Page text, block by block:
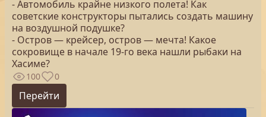
- Автомобиль крайне низкого полета! Как
советские конструкторы пытались создать машину
на воздушной подушке?
- Остров — крейсер, остров — мечта! Какое
сокровище в начале 19-го века нашли рыбаки на
Хасиме?
100 0
Перейти